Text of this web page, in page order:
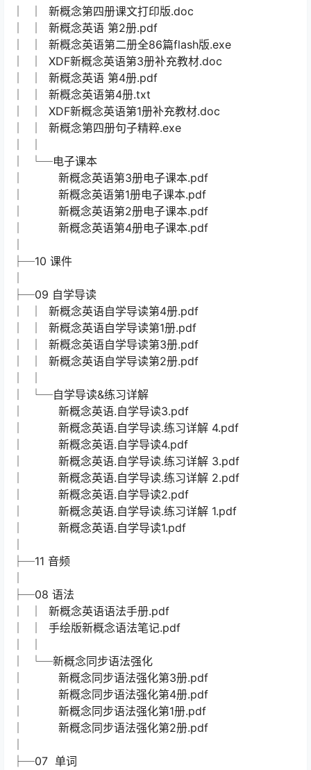
│ │ 新概念第四册课文打印版.doc
│ │ 新概念英语 第2册.pdf
│ │ 新概念英语第二册全86篇flash版.exe
│ │ XDF新概念英语第3册补充教材.doc
│ │ 新概念英语 第4册.pdf
│ │ 新概念英语第4册.txt
│ │ XDF新概念英语第1册补充教材.doc
│ │ 新概念第四册句子精粹.exe
│ └─电子课本
│ 新概念英语第3册电子课本.pdf
│ 新概念英语第1册电子课本.pdf
│ 新概念英语第2册电子课本.pdf
│ 新概念英语第4册电子课本.pdf
├─10 课件
├─09 自学导读
│ │ 新概念英语自学导读第4册.pdf
│ │ 新概念英语自学导读第1册.pdf
│ │ 新概念英语自学导读第3册.pdf
│ │ 新概念英语自学导读第2册.pdf
│ └─自学导读&练习详解
│ 新概念英语.自学导读3.pdf
│ 新概念英语.自学导读.练习详解 4.pdf
│ 新概念英语.自学导读4.pdf
│ 新概念英语.自学导读.练习详解 3.pdf
│ 新概念英语.自学导读.练习详解 2.pdf
│ 新概念英语.自学导读2.pdf
│ 新概念英语.自学导读.练习详解 1.pdf
│ 新概念英语.自学导读1.pdf
├─11 音频
├─08 语法
│ │ 新概念英语语法手册.pdf
│ │ 手绘版新概念语法笔记.pdf
│ └─新概念同步语法强化
│ 新概念同步语法强化第3册.pdf
│ 新概念同步语法强化第4册.pdf
│ 新概念同步语法强化第1册.pdf
│ 新概念同步语法强化第2册.pdf
├─07 单词